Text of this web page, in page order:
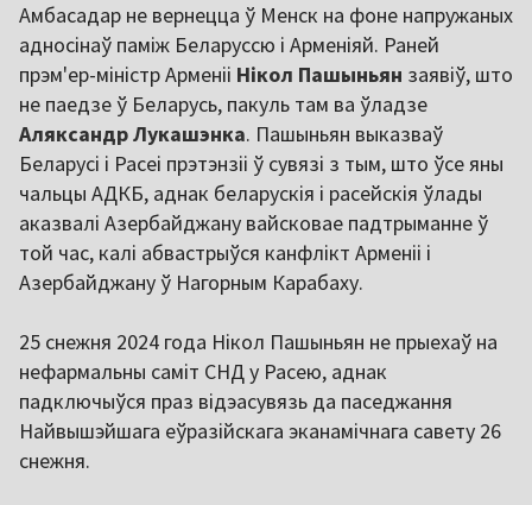
Амбасадар не вернецца ў Менск на фоне напружаных
адносінаў паміж Беларуссю і Арменіяй. Раней
прэм'ер-міністр Арменіі Нікол Пашыньян заявіў, што
не паедзе ў Беларусь, пакуль там ва ўладзе
Аляксандр Лукашэнка. Пашыньян выказваў
Беларусі і Расеі прэтэнзіі ў сувязі з тым, што ўсе яны
чальцы АДКБ, аднак беларускія і расейскія ўлады
аказвалі Азербайджану вайсковае падтрыманне ў
той час, калі абвастрыўся канфлікт Арменіі і
Азербайджану ў Нагорным Карабаху.
25 снежня 2024 года Нікол Пашыньян не прыехаў на
нефармальны саміт СНД у Расею, аднак
падключыўся праз відэасувязь да паседжання
Найвышэйшага еўразійскага эканамічнага савету 26
снежня.